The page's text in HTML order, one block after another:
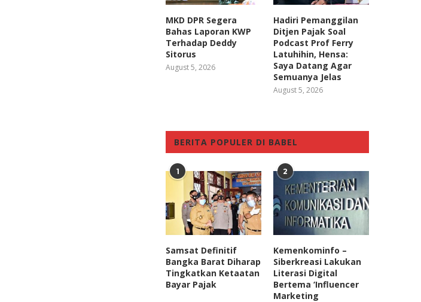
MKD DPR Segera
Bahas Laporan KWP
Terhadap Deddy
Sitorus
August 5, 2026
Hadiri Pemanggilan
Ditjen Pajak Soal
Podcast Prof Ferry
Latuhihin, Hensa:
Saya Datang Agar
Semuanya Jelas
August 5, 2026
BERITA POPULER DI BABEL
1
Samsat Definitif
Bangka Barat Diharap
Tingkatkan Ketaatan
Bayar Pajak
2
Kemenkominfo –
Siberkreasi Lakukan
Literasi Digital
Bertema ‘Influencer
Marketing